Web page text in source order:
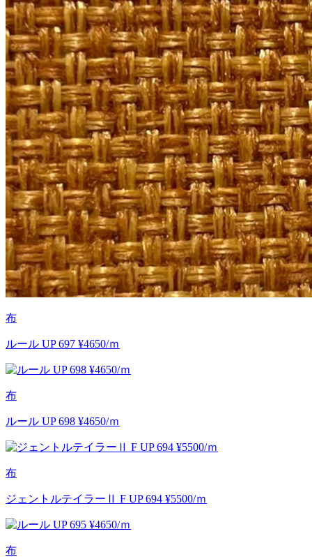
布
ルール UP 697 ¥4650/ｍ
布
ルール UP 698 ¥4650/ｍ
布
ジェントルテイラーⅡ F UP 694 ¥5500/ｍ
布